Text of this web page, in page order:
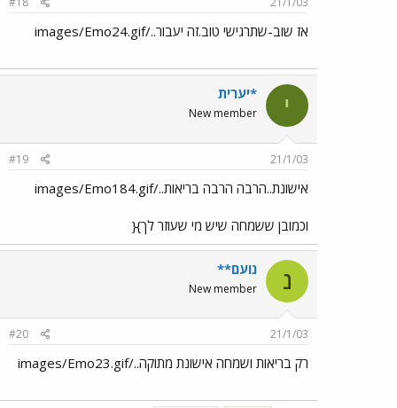
אז שוב-שתרגישי טוב.זה יעבור../images/Emo24.gif
י *יערית
New member
21/1/03
#19
אישונת..הרבה הרבה בריאות../images/Emo184.gif
וכמובן ששמחה שיש מי שעוזר לך}{
נ נועם**
New member
21/1/03
#20
רק בריאות ושמחה אישונת מתוקה../images/Emo23.gif